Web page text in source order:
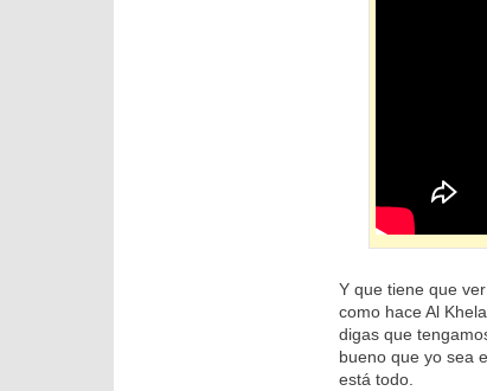
Y que tiene que
como hace Al
digas que
bueno que yo sea
está todo.